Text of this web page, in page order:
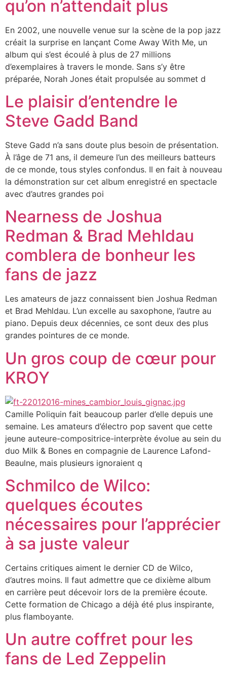
qu’on n’attendait plus
En 2002, une nouvelle venue sur la scène de la pop jazz
créait la surprise en lançant Come Away With Me, un
album qui s’est écoulé à plus de 27 millions
d’exemplaires à travers le monde. Sans s’y être
préparée, Norah Jones était propulsée au sommet d
Le plaisir d’entendre le
Steve Gadd Band
Steve Gadd n’a sans doute plus besoin de présentation.
À l’âge de 71 ans, il demeure l’un des meilleurs batteurs
de ce monde, tous styles confondus. Il en fait à nouveau
la démonstration sur cet album enregistré en spectacle
avec d’autres grandes poi
Nearness de Joshua
Redman & Brad Mehldau
comblera de bonheur les
fans de jazz
Les amateurs de jazz connaissent bien Joshua Redman
et Brad Mehldau. L’un excelle au saxophone, l’autre au
piano. Depuis deux décennies, ce sont deux des plus
grandes pointures de ce monde.
Un gros coup de cœur pour
KROY
Camille Poliquin fait beaucoup parler d’elle depuis une
semaine. Les amateurs d’électro pop savent que cette
jeune auteure-compositrice-interprète évolue au sein du
duo Milk & Bones en compagnie de Laurence Lafond-
Beaulne, mais plusieurs ignoraient q
Schmilco de Wilco:
quelques écoutes
nécessaires pour l’apprécier
à sa juste valeur
Certains critiques aiment le dernier CD de Wilco,
d’autres moins. Il faut admettre que ce dixième album
en carrière peut décevoir lors de la première écoute.
Cette formation de Chicago a déjà été plus inspirante,
plus flamboyante.
Un autre coffret pour les
fans de Led Zeppelin